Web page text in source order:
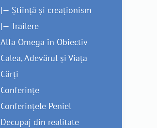
|— Știință și creaționism
|— Trailere
Alfa Omega în Obiectiv
Calea, Adevărul și Viața
Cărți
Conferințe
Conferințele Peniel
Decupaj din realitate